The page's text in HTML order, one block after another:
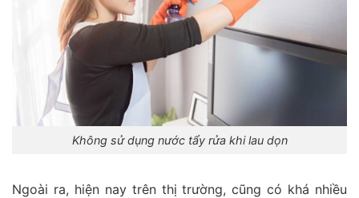
Không sử dụng nước tẩy rửa khi lau dọn
Ngoài ra, hiện nay trên thị trường, cũng có khá nhiều